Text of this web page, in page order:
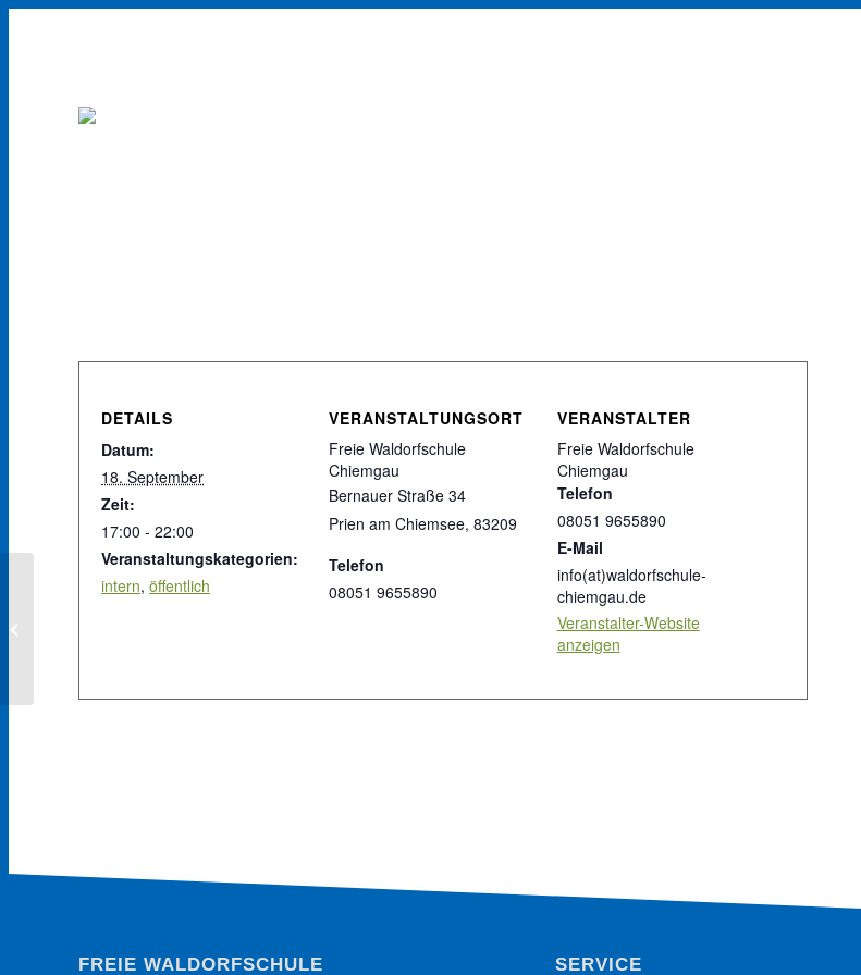
DETAILS
Datum:
18. September
Zeit:
17:00 - 22:00
Veranstaltungskategorien:
intern, öffentlich
VERANSTALTUNGSORT
Freie Waldorfschule
Chiemgau
Bernauer Straße 34
Prien am Chiemsee, 83209
Telefon
08051 9655890
VERANSTALTER
Freie Waldorfschule
Chiemgau
Telefon
08051 9655890
E-Mail
info(at)waldorfschule-
chiemgau.de
Veranstalter-Website
anzeigen
FREIE WALDORFSCHULE SERVICE